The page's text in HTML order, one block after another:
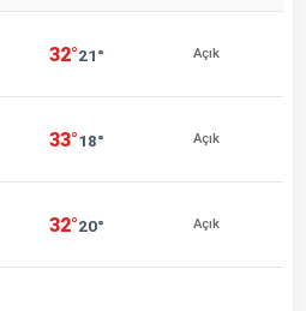
32°21° Açık
33°18° Açık
32°20° Açık